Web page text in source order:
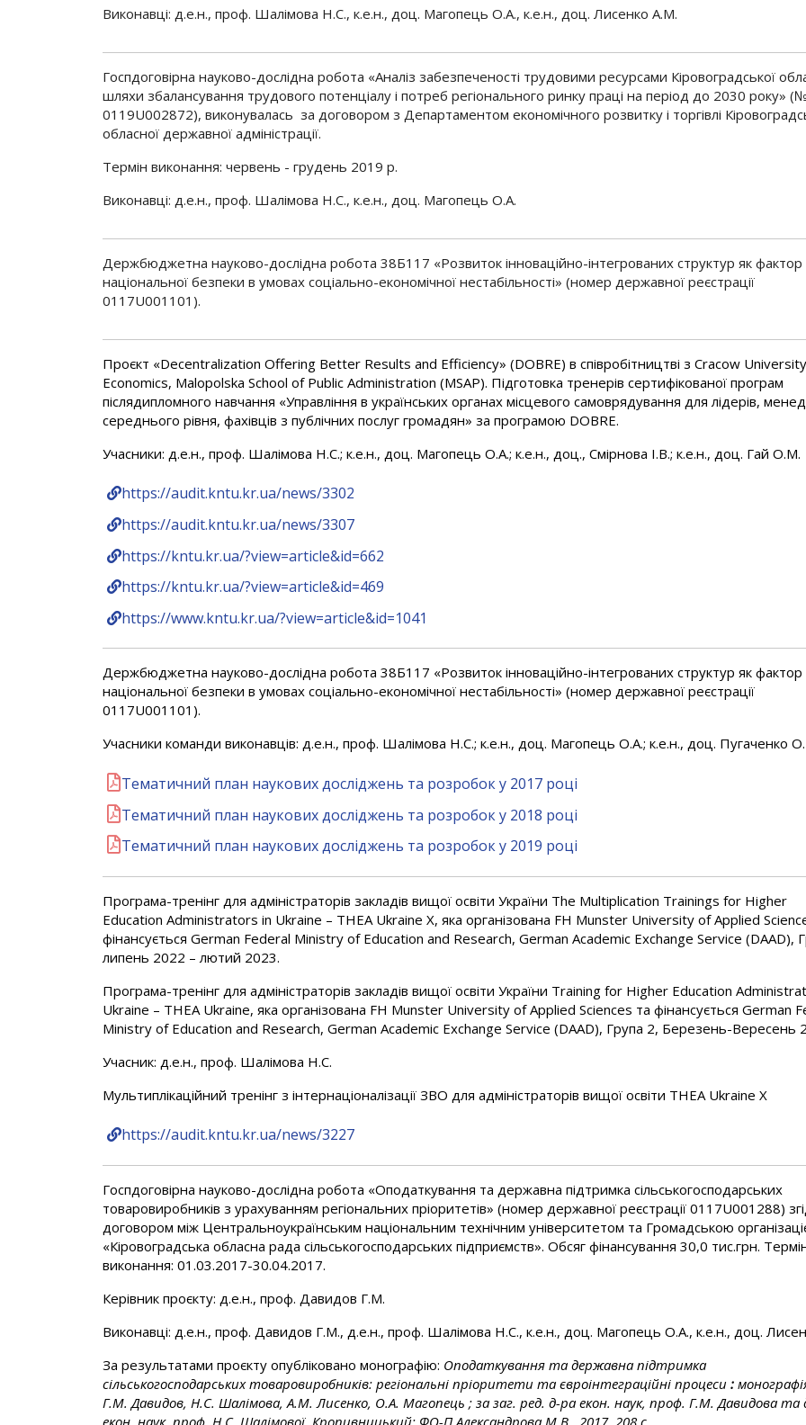
Виконавці: д.е.н., проф. Шалімова Н.С., к.е.н., доц. Магопець О.А., к.е.н., доц. Лисенко А.М.
Госпдоговірна науково-дослідна робота «Аналіз забезпеченості трудовими ресурсами Кіровоградської
шляхи збалансування трудового потенціалу і потреб регіонального ринку праці на період до 2030 року» (№
0119U002872), виконувалась за договором з Департаментом економічного розвитку і торгівлі
обласної державної адміністрації.
Термін виконання: червень - грудень 2019 р.
Виконавці: д.е.н., проф. Шалімова Н.С., к.е.н., доц. Магопець О.А.
Держбюджетна науково-дослідна робота 38Б117 «Розвиток інноваційно-інтегрованих структур як фактор
національної безпеки в умовах соціально-економічної нестабільності» (номер державної реєстрації
0117U001101).
Проєкт «Decentralization Offering Better Results and Efficiency» (DOBRE) в співробітництві з Cracow
Economics, Malopolska School of Public Administration (MSAP). Підготовка тренерів сертифікованої програм
післядипломного навчання «Управління в українських органах місцевого самоврядування для лідерів,
середнього рівня, фахівців з публічних послуг громадян» за програмою DOBRE.
Учасники: д.е.н., проф. Шалімова Н.С.; к.е.н., доц. Магопець О.А.; к.е.н., доц., Смірнова І.В.; к.е.н., доц. Гай О.М.
https://audit.kntu.kr.ua/news/3302
https://audit.kntu.kr.ua/news/3307
https://kntu.kr.ua/?view=article&id=662
https://kntu.kr.ua/?view=article&id=469
https://www.kntu.kr.ua/?view=article&id=1041
Держбюджетна науково-дослідна робота 38Б117 «Розвиток інноваційно-інтегрованих структур як фактор
національної безпеки в умовах соціально-економічної нестабільності» (номер державної реєстрації
0117U001101).
Учасники команди виконавців: д.е.н., проф. Шалімова Н.С.; к.е.н., доц. Магопець О.А.; к.е.н., доц. Пугаченко
Тематичний план наукових досліджень та розробок у 2017 році
Тематичний план наукових досліджень та розробок у 2018 році
Тематичний план наукових досліджень та розробок у 2019 році
Програма-тренінг для адміністраторів закладів вищої освіти України The Multiplication Trainings for Higher
Education Administrators in Ukraine – ТHEA Ukraine X, яка організована FH Munster University of Applied
фінансується German Federal Ministry of Education and Research, German Academic Exchange Service (DAAD),
липень 2022 – лютий 2023.
Програма-тренінг для адміністраторів закладів вищої освіти України Training for Higher Education
Ukraine – THEA Ukraine, яка організована FH Munster University of Applied Sciences та фінансується German
Ministry of Education and Research, German Academic Exchange Service (DAAD), Група 2, Березень-Вересень
Учасник: д.е.н., проф. Шалімова Н.С.
Мультиплікаційний тренінг з інтернаціоналізації ЗВО для адміністраторів вищої освіти THEA Ukraine X
https://audit.kntu.kr.ua/news/3227
Госпдоговірна науково-дослідна робота «Оподаткування та державна підтримка сільськогосподарських
товаровиробників з урахуванням регіональних пріоритетів» (номер державної реєстрації 0117U001288)
договором між Центральноукраїнським національним технічним університетом та Громадською
«Кіровоградська обласна рада сільськогосподарських підприємств». Обсяг фінансування 30,0 тис.грн.
виконання: 01.03.2017-30.04.2017.
Керівник проєкту: д.е.н., проф. Давидов Г.М.
Виконавці: д.е.н., проф. Давидов Г.М., д.е.н., проф. Шалімова Н.С., к.е.н., доц. Магопець О.А., к.е.н., доц.
За результатами проєкту опубліковано монографію: Оподаткування та державна підтримка
сільськогосподарських товаровиробників: регіональні пріоритети та євроінтеграційні процеси :
Г.М. Давидов, Н.С. Шалімова, А.М. Лисенко, О.А. Магопець ; за заг. ред. д-ра екон. наук, проф. Г.М. Давидова та
екон. наук, проф. Н.С. Шалімової. Кропивницький: ФО-П Александрова М.В., 2017. 208 с.